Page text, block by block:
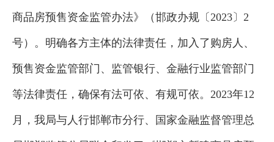
商品房预售资金监管办法》（邯政办规〔2023〕2
号）。明确各方主体的法律责任，加入了购房人、
预售资金监管部门、监管银行、金融行业监管部门
等法律责任，确保有法可依、有规可依。2023年12
月，我局与人行邯郸市分行、国家金融监督管理总